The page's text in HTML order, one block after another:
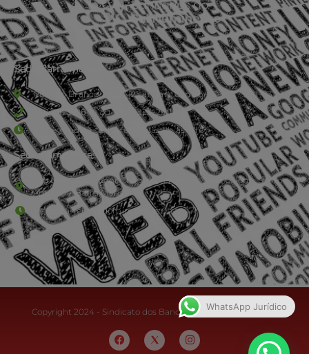
Sede Barra Mansa
Rua Rio Branco, nº107 (2º andar), Centro - Cep: 27.330-030
(24) 3323-2848 ou (24) 3323-2500
De segunda à sexta-feira , das 9h às 17h.
Sede Campestre:
Estrada Governador Chagas Freitas – 3.780 – Colônia Santo
Antônio – Barra Mansa
De terça-feira a domingo, das 9h às 17h
Copyright 2024 - Sindicato dos Bancários do Sul Fluminense
WhatsApp Jurídico